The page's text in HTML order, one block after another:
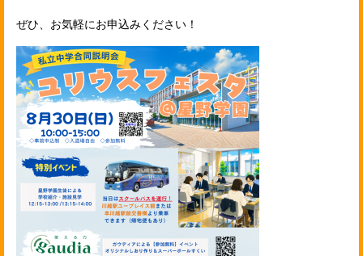
ぜひ、お気軽にお申込みください！